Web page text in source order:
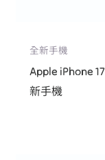
全新手機
Apple iPhone
新手機